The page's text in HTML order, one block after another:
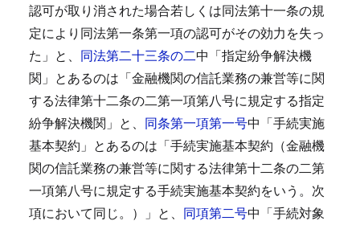
認可が取り消された場合若しくは同法第十一条の規
定により同法第一条第一項の認可がその効力を失っ
た」と、 同法第二十三条の二中「指定紛争解決機
関」とあるのは「金融機関の信託業務の兼営等に関
する法律第十二条の二第一項第八号に規定する指定
紛争解決機関」と、 同条第一項第一号中「手続実施
基本契約」とあるのは「手続実施基本契約（金融機
関の信託業務の兼営等に関する法律第十二条の二第
一項第八号に規定する手続実施基本契約をいう。次
項において同じ。）」と、 同項第二号中「手続対象